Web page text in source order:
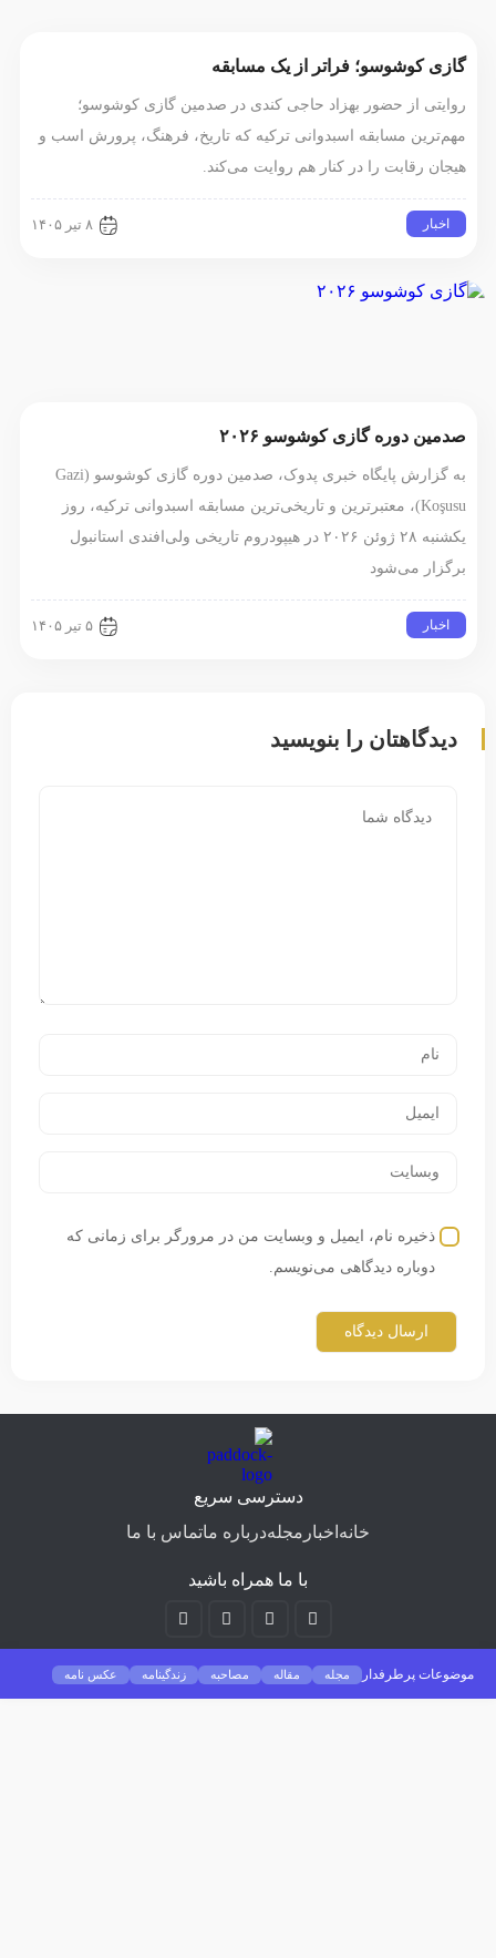
کوشوسو؛ فراتر از یک مسابقه
از حضور بهزاد حاجی کندی در صدمین گازی کوشوسو؛
مسابقه اسبدوانی ترکیه که تاریخ، فرهنگ، پرورش اسب و
رقابت را در کنار هم روایت می‌کند.
دوره گازی کوشوسو ۲۰۲۶
به گزارش پایگاه خبری پدوک، صدمین دوره گازی کوشوسو (Gazi
Koşusu)، معتبرترین و تاریخی‌ترین مسابقه اسبدوانی ترکیه، روز
یکشنبه ۲۸ ژوئن ۲۰۲۶ در هیپودروم تاریخی ولی‌افندی استانبول
می‌شود
را بنویسید
ذخیره نام، ایمیل و وبسایت من در مرورگر برای زمانی که
دوباره دیدگاهی می‌نویسم.
دسترسی سریع
اخبارمجلهدرباره ما تماس با ما
با ما همراه باشید
پرطرفدار مجله مقاله مصاحبه زندگینامه
عکس نامه
اخبار